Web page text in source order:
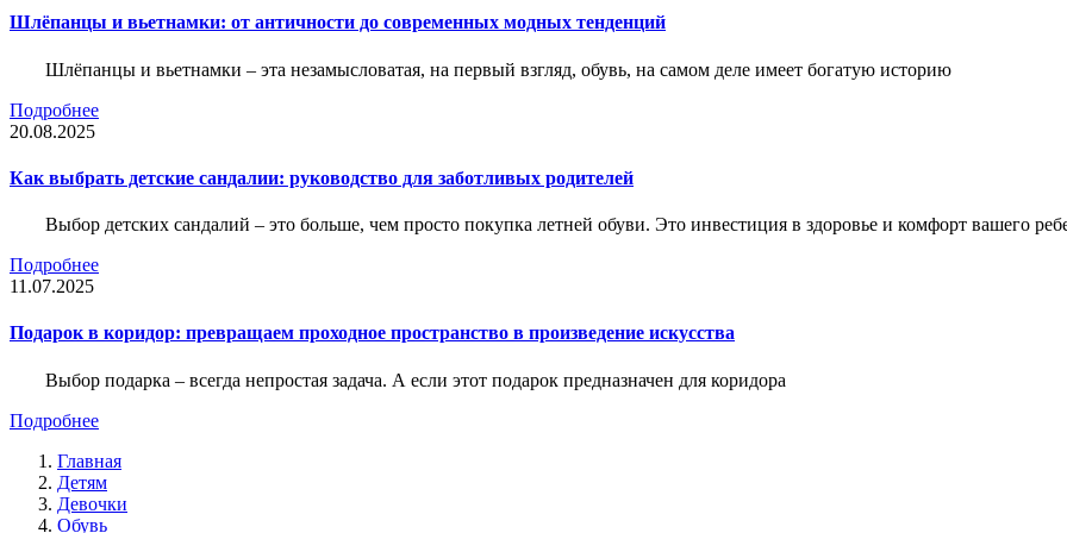
Шлёпанцы и вьетнамки: от античности до современных модных тенденций
Шлёпанцы и вьетнамки – эта незамысловатая, на первый взгляд, обувь, на самом деле имеет богатую историю
Подробнее
20.08.2025
Как выбрать детские сандалии: руководство для заботливых родителей
Выбор детских сандалий – это больше, чем просто покупка летней обуви. Это инвестиция в здоровье и комфорт вашего
Подробнее
11.07.2025
Подарок в коридор: превращаем проходное пространство в произведение искусства
Выбор подарка – всегда непростая задача. А если этот подарок предназначен для коридора
Подробнее
Главная
Детям
Девочки
Обувь